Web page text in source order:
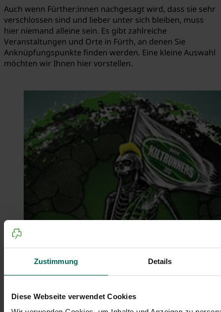
Zustimmung Details
Diese Webseite verwendet Cookies
Auch wenn Fürther:innen nachgesagt wird, dass sie sehr
verschlossen sind und lieber unter sich bleiben, muss
hier niemand alleine sein. Es gibt zahlreiche
Veranstaltungen und Orte in Fürth, an denen Sie
Anknüpfungspunkte finden werden. Eine kleine Auswahl
möchten wir Ihnen hier vorstellen.